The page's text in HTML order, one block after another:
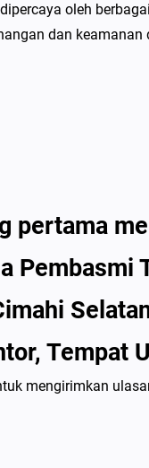
oleh
dan keamanan
pertama
Pembasmi
Tempat
mengirimkan